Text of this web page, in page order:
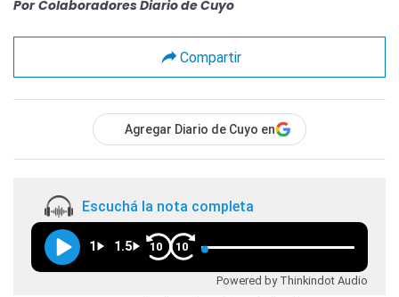
Por Colaboradores Diario de Cuyo
Compartir
Agregar Diario de Cuyo en
Escuchá la nota completa
1 1.5 10 10
Powered by Thinkindot Audio